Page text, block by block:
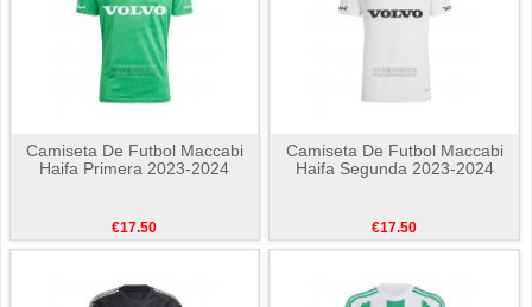
Camiseta De Futbol Maccabi
Haifa Primera 2023-2024
€17.50
Camiseta De Futbol Maccabi
Haifa Segunda 2023-2024
€17.50